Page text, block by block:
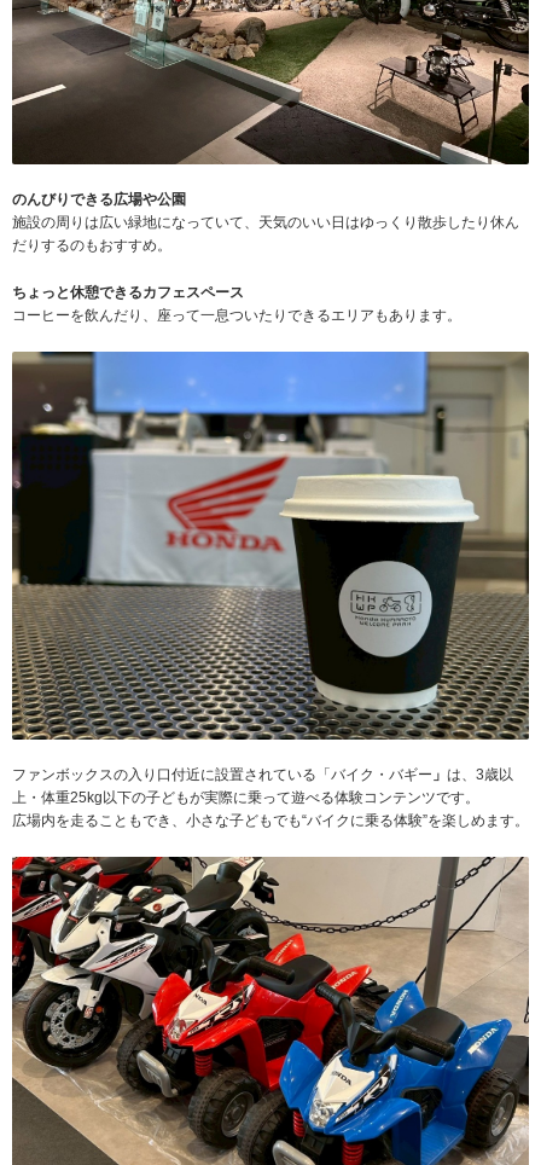
のんびりできる広場や公園
施設の周りは広い緑地になっていて、天気のいい日はゆっくり散歩したり休ん
だりするのもおすすめ。
ちょっと休憩できるカフェスペース
コーヒーを飲んだり、座って一息ついたりできるエリアもあります。
ファンボックスの入り口付近に設置されている「バイク・バギー 」 は、3歳以
上・体重25kg以下の子どもが実際に乗って遊べる体験コンテンツです。
広場内を走ることもでき、小さな子どもでも“バイクに乗る体験”を楽しめます。